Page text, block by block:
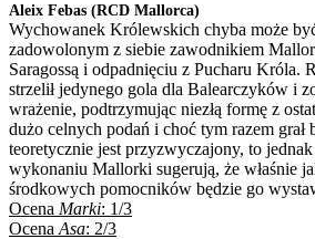
Aleix Febas (RCD Mallorca)
Wychowanek Królewskich chyba może
zadowolonym z siebie zawodnikiem
Saragossą i odpadnięciu z Pucharu Króla.
strzelił jedynego gola dla Balearczyków i
wrażenie, podtrzymując niezłą formę z
dużo celnych podań i choć tym razem
teoretycznie jest przyzwyczajony, to
wykonaniu Mallorki sugerują, że właśnie
środkowych pomocników będzie go
Ocena Marki: 1/3
Ocena Asa: 2/3